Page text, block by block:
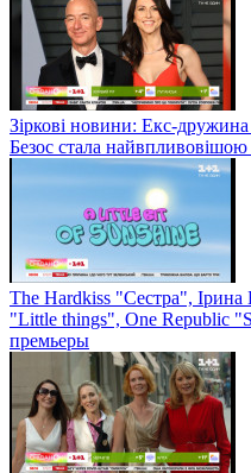
Зіркові новини: Екс-
Безос стала найвпливовішою
The Hardkiss "Сестра",
"Little things", One Republic
премьеры